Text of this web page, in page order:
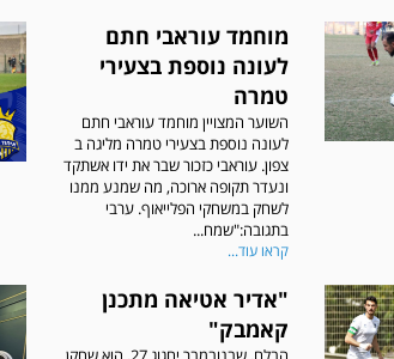
מוחמד עוראבי חתם
לעונה נוספת בצעירי
טמרה
השוער המצויין מוחמד עוראבי חתם
לעונה נוספת בצעירי טמרה מליגה ב
צפון. עוראבי כזכור שבר את ידו אשתקד
ונעדר תקופה ארוכה, מה שמנע ממנו
לשחק במשחקי הפלייאוף. ערבי
בתגובה:"שמח...
קראו עוד...
"אדיר אטיאה מתכנן
קאמבק"